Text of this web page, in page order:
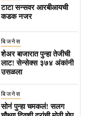
टाटा सन्सवर आरबीआयची
कडक नजर
बिजनेस
शेअर बाजारात पुन्हा तेजीची
लाट! सेन्सेक्स ३७४ अंकांनी
उसळला
बिजनेस
सोनं पुन्हा चमकलं! सलग